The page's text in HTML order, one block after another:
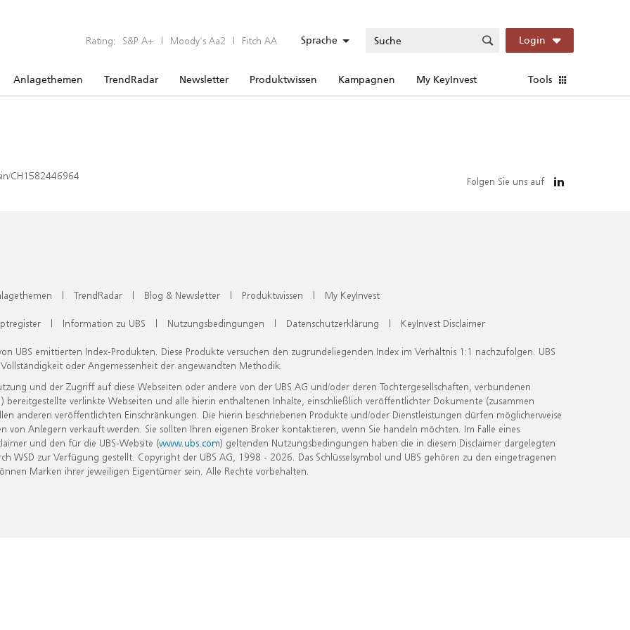
Rating: S&P A+ | Moody’s Aa2 | Fitch AA Sprache Login
Anlagethemen TrendRadar Newsletter Produktwissen Kampagnen My KeyInvest Tools
CH1582446964 Folgen Sie uns auf
| TrendRadar | Blog & Newsletter | Produktwissen | My KeyInvest
| Information zu UBS | Nutzungsbedingungen | Datenschutzerklärung | KeyInvest Disclaimer
UBS emittierten Index-Produkten. Diese Produkte versuchen den zugrundeliegenden Index im Verhältnis 1:1 nachzufolgen. UBS
oder Angemessenheit der angewandten Methodik.
und der Zugriff auf diese Webseiten oder andere von der UBS AG und/oder deren Tochtergesellschaften, verbundenen
verlinkte Webseiten und alle hierin enthaltenen Inhalte, einschließlich veröffentlichter Dokumente (zusammen
anderen veröffentlichten Einschränkungen. Die hierin beschriebenen Produkte und/oder Dienstleistungen dürfen möglicherweise
Anlegern verkauft werden. Sie sollten Ihren eigenen Broker kontaktieren, wenn Sie handeln möchten. Im Falle eines
und den für die UBS-Website (www.ubs.com) geltenden Nutzungsbedingungen haben die in diesem Disclaimer dargelegten
zur Verfügung gestellt. Copyright der UBS AG, 1998 - 2026. Das Schlüsselsymbol und UBS gehören zu den eingetragenen
Marken ihrer jeweiligen Eigentümer sein. Alle Rechte vorbehalten.